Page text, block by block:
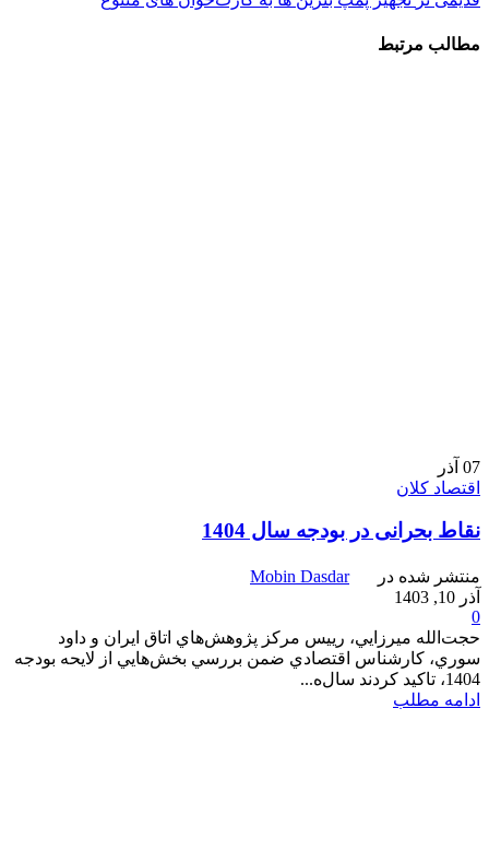
مطالب مرتبط
07 آذر
اقتصاد کلان
نقاط بحرانی در بودجه سال 1404
منتشر شده در
Mobin Dasdar
آذر 10, 1403
0
حجت‌الله ميرزايي، رييس مركز پژوهش‌هاي اتاق ايران و داود
سوري، كارشناس اقتصادي ضمن بررسي بخش‌هايي از لايحه بودجه
1404، تاكيد كردند سال‌ه...
ادامه مطلب